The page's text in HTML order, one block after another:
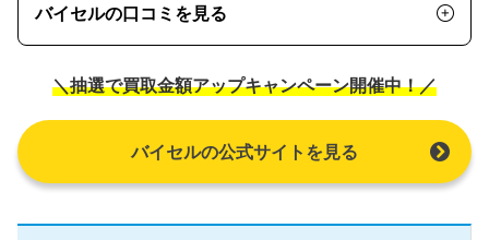
バイセルの口コミを見る
＼抽選で買取金額アップキャンペーン開催中！／
バイセルの公式サイトを見る